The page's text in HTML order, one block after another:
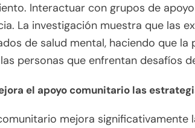
Interactuar con grupos de
La investigación muestra que las
de salud mental, haciendo que
personas que enfrentan desafíos
el apoyo comunitario las
mejora